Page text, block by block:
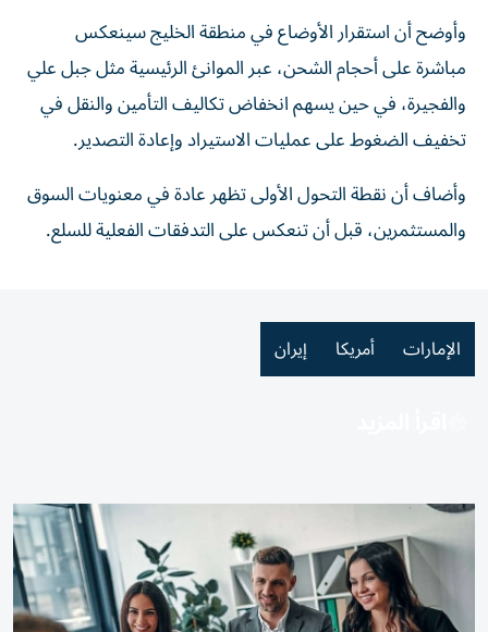
وأوضح أن استقرار الأوضاع في منطقة الخليج سينعكس
مباشرة على أحجام الشحن، عبر الموانئ الرئيسية مثل جبل علي
والفجيرة، في حين يسهم انخفاض تكاليف التأمين والنقل في
تخفيف الضغوط على عمليات الاستيراد وإعادة التصدير.
وأضاف أن نقطة التحول الأولى تظهر عادة في معنويات السوق
والمستثمرين، قبل أن تنعكس على التدفقات الفعلية للسلع.
الإمارات أمريكا إيران